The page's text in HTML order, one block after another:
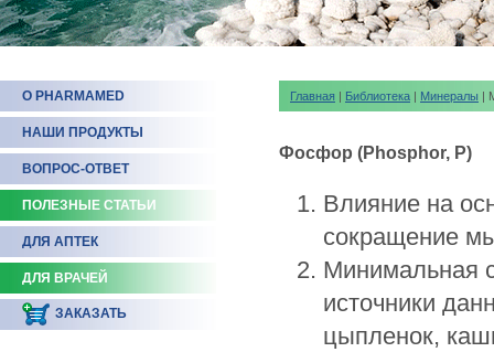
О PHARMAMED
НАШИ ПРОДУКТЫ
ВОПРОС-ОТВЕТ
ПОЛЕЗНЫЕ СТАТЬИ
ДЛЯ АПТЕК
ДЛЯ ВРАЧЕЙ
ЗАКАЗАТЬ
Главная | Библиотека | Минералы |
Фосфор (Phosphor, P)
Влияние на
сокращение
Минимальная
источники
цыпленок,